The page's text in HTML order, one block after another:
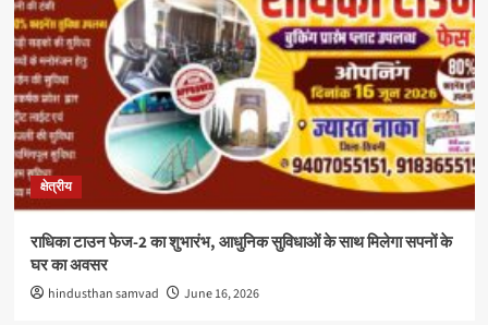
क्षेत्रीय
राधिका टाउन फेज-2 का शुभारंभ, आधुनिक सुविधाओं के साथ मिलेगा सपनों के
घर का अवसर
hindusthan samvad June 16, 2026